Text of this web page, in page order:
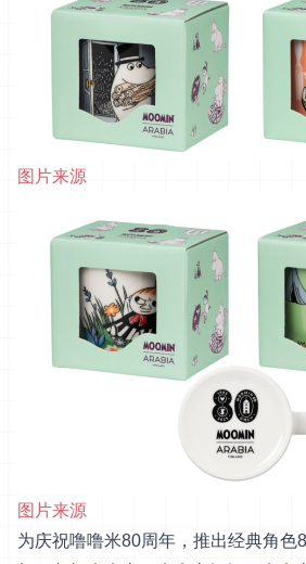
图片来源
图片来源
为庆祝噜噜米80周年，推出经典角色